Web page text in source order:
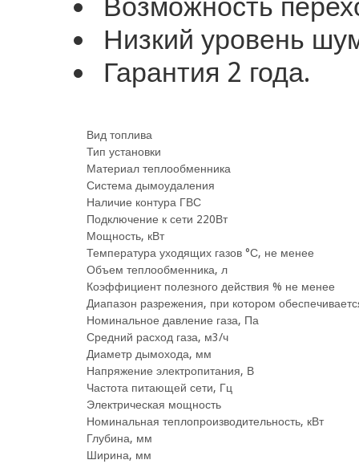
Возможность
Низкий уровень
Гарантия 2 года.
Вид топлива
Тип установки
Материал теплообменника
Система дымоудаления
Наличие контура ГВС
Подключение к сети 220Вт
Мощность, кВт
Температура уходящих газов °С, не менее
Объем теплообменника, л
Коэффициент полезного действия % не менее
Диапазон разрежения, при котором
Номинальное давление газа, Па
Средний расход газа, м3/ч
Диаметр дымохода, мм
Напряжение электропитания, В
Частота питающей сети, Гц
Электрическая мощность
Номинальная теплопроизводительность, кВт
Глубина, мм
Ширина, мм